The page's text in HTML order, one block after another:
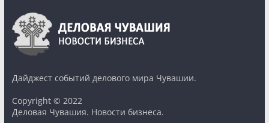
Дайджест событий делового мира Чувашии.
Copyright © 2022
Деловая Чувашия. Новости бизнеса.